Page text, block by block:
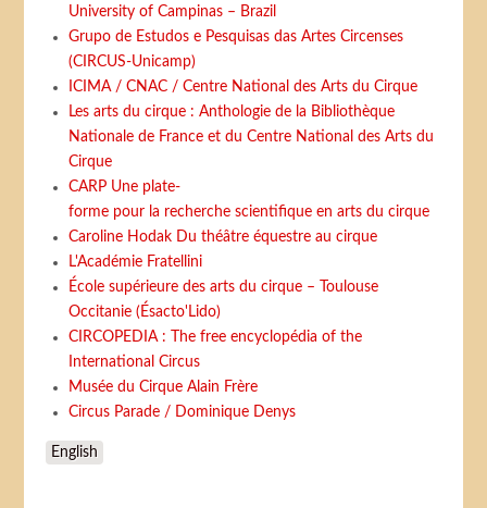
University of Campinas – Brazil
Grupo de Estudos e Pesquisas das Artes Circenses
(CIRCUS-Unicamp)
ICIMA / CNAC / Centre National des Arts du Cirque
Les arts du cirque : Anthologie de la Bibliothèque
Nationale de France et du Centre National des Arts du
Cirque
CARP Une plate-
forme pour la recherche scientifique en arts du cirque
Caroline Hodak Du théâtre équestre au cirque
L'Académie Fratellini
École supérieure des arts du cirque – Toulouse
Occitanie (Ésacto'Lido)
CIRCOPEDIA : The free encyclopédia of the
International Circus
Musée du Cirque Alain Frère
Circus Parade / Dominique Denys
English